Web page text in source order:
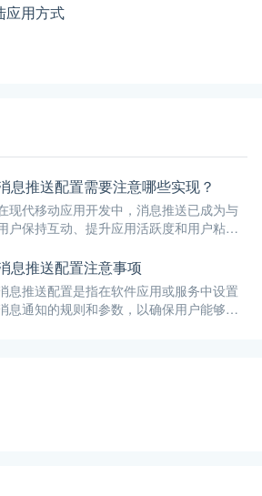
应用方式
息推送配置需要注意哪些实现？
现代移动应用开发中，消息推送已成为与
户保持互动、提升应用活跃度和用户粘性
息推送配置注意事项
息推送配置是指在软件应用或服务中设置
息通知的规则和参数，以确保用户能够及